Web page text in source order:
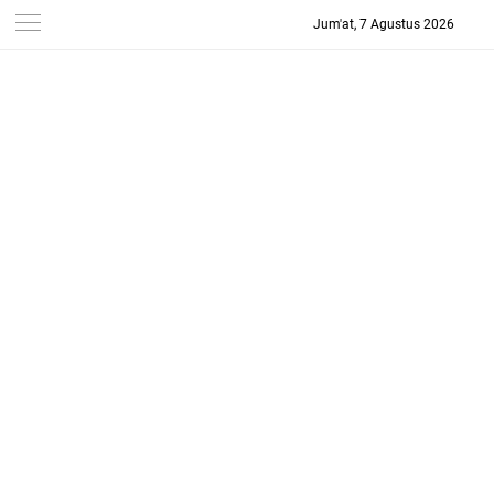
Jum'at, 7 Agustus 2026